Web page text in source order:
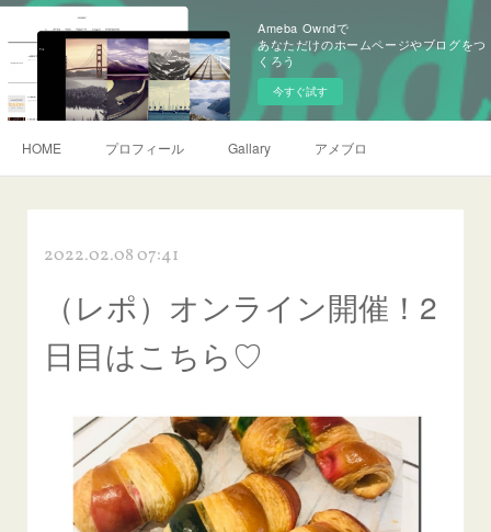
Ameba Owndで
あなただけのホームページやブログをつ
くろう
今すぐ試す
HOME プロフィール Gallary アメブロ
2022.02.08 07:41
（レポ）オンライン開催！2
日目はこちら♡